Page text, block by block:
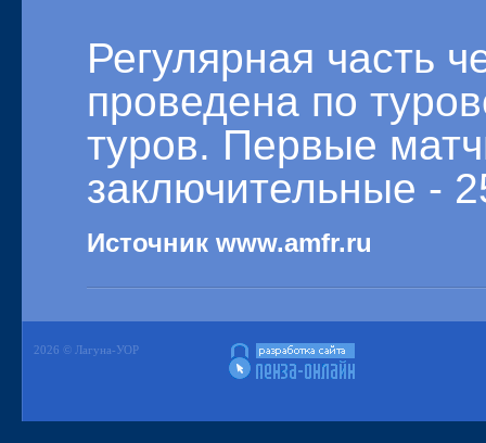
Регулярная часть
проведена по
туров. Первые
заключительные -
Источник www.amfr.ru
2026 © Лагуна-УОР